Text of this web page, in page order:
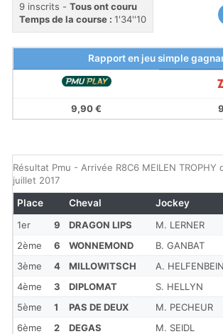
9 inscrits - Tous ont couru
Temps de la course : 1'34''10
Rapport en jeu simple
9,90 €
Résultat Pmu - Arrivée R8C6 MEILEN TROPHY
juillet 2017
1er 9 DRAGON LIPS M. LERNER
2ème
6 WONNEMOND B. GANBAT
3ème
4 MILLOWITSCH A. HELFENBEIN
4ème
3 DIPLOMAT S. HELLYN
5ème
1 PAS DE DEUX M. PECHEUR
6ème
2 DEGAS M. SEIDL
Place Cheval Jockey